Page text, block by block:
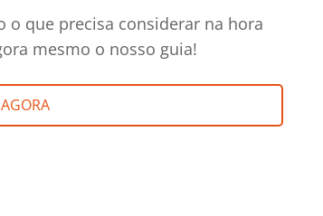
o que precisa considerar na hora
mesmo o nosso guia!